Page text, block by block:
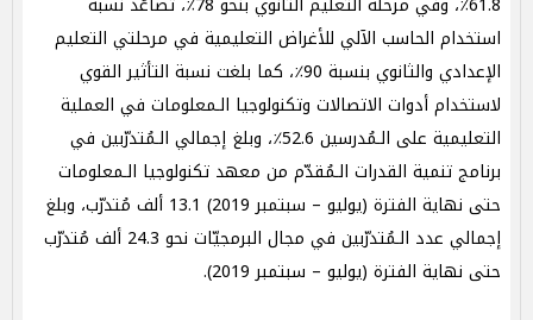
استخدام الحاسب الآلي للأغراض التعليمية في مرحلتي التعليم
الإعدادي والثانوي بنسبة 90٪، كما بلغت نسبة التأثير القوي
لاستخدام أدوات الاتصالات وتكنولوجيا الـمعلومات في العملية
التعليمية على الـمُدرسين 52.6٪، وبلغ إجمالي الـمُتدرّبين في
برنامج تنمية القدرات الـمُقدّم من معهد تكنولوجيا الـمعلومات
حتى نهاية الفترة (يوليو – سبتمبر 2019) 13.1 ألف مُتدرّب، وبلغ
إجمالي عدد الـمُتدرّبين في مجال البرمجيّات نحو 24.3 ألف مُتدرّب
حتى نهاية الفترة (يوليو – سبتمبر 2019).